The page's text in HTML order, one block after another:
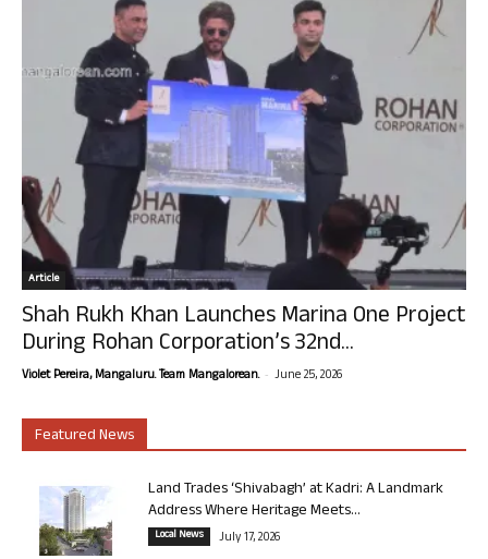
Article
Shah Rukh Khan Launches Marina One Project
During Rohan Corporation’s 32nd...
Violet Pereira, Mangaluru. Team Mangalorean. - June 25, 2026
Featured News
Land Trades ‘Shivabagh’ at Kadri: A Landmark
Address Where Heritage Meets...
Local News July 17, 2026